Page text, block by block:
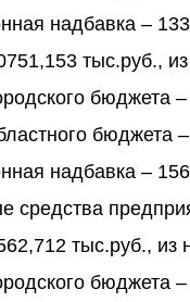
надбавка –
тыс.руб.,
бюджета
бюджета
надбавка –
средства
тыс.руб., из
бюджета